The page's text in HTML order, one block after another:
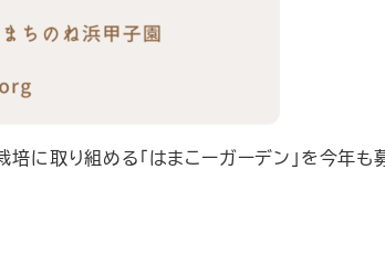
に取り組める「はまこーガーデン」を今年も